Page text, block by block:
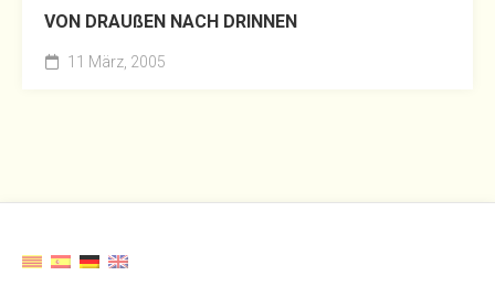
VON DRAUßEN NACH DRINNEN
11 März, 2005